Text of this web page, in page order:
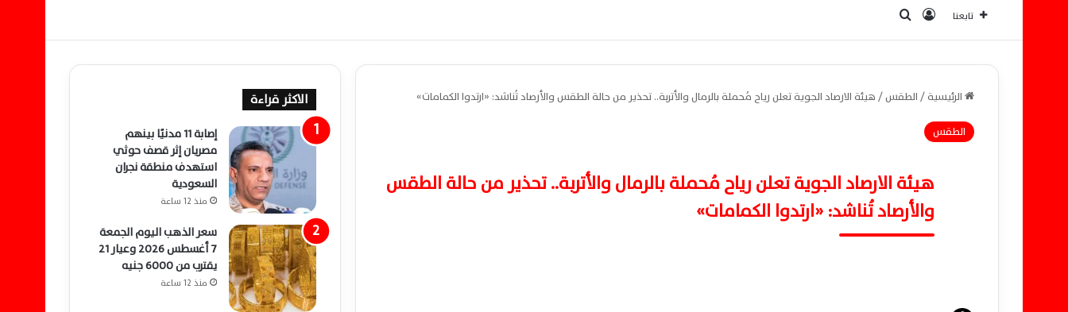
تابعنا تسجيل الدخول
الرئيسية/الطقس/هيئة الارصاد الجوية تعلن رياح مُحملة بالرمال والأتربة.. تحذير من حالة الطقس والأرصاد تُناشد: «ارتدوا الكمامات»
الطقس
هيئة الارصاد الجوية تعلن رياح مُحملة بالرمال والأتربة.. تحذير من حالة الطقس
والأرصاد تُناشد: «ارتدوا الكمامات»
الاكثر قراءة
إصابة 11 مدنيًا بينهم
مصريان إثر قصف حوثي
استهدف منطقة نجران
السعودية
منذ 12 ساعة
سعر الذهب اليوم الجمعة
7 أغسطس 2026 وعيار 21
يقترب من 6000 جنيه
منذ 12 ساعة